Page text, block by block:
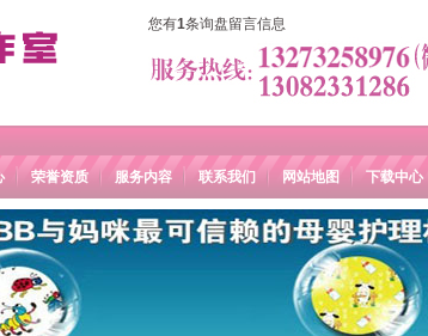
您有1条询盘留言信息
荣誉资质 服务内容 联系我们 网站地图 下载中心